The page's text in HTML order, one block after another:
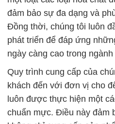
Quy trình cung cấp của
khách đến với đơn vị cho
luôn được thực hiện một
chuẩn mực. Điều này đảm
không chỉ cung cấp sản
đem lại trải nghiệm dịch vụ
của mình.
Công Ty Hóa Chất Đắc